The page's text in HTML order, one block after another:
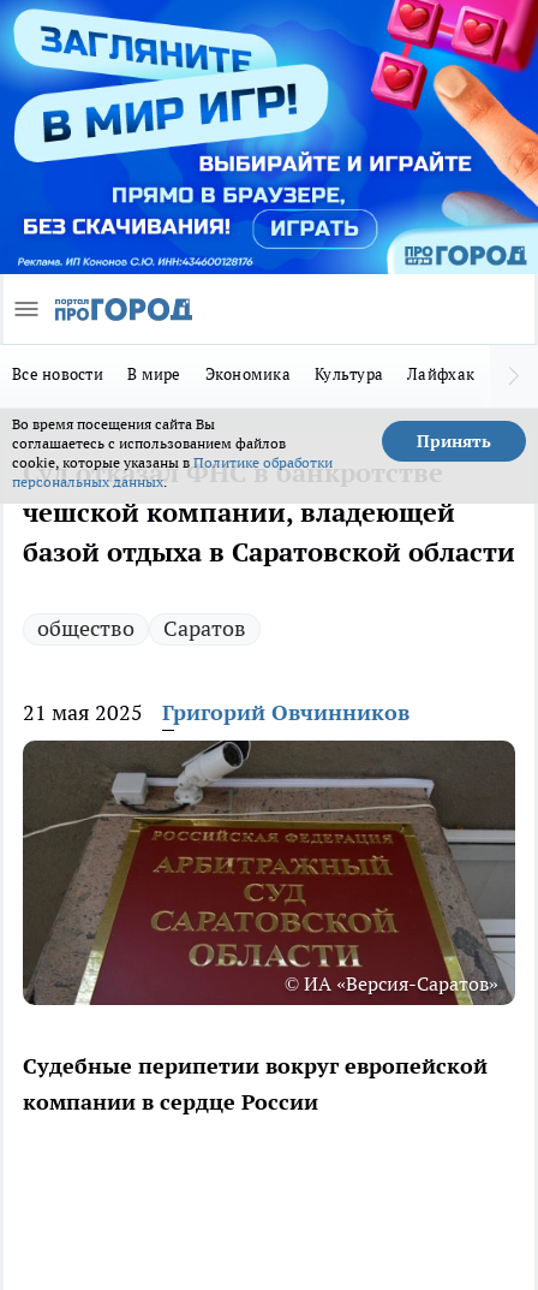
Все новости В мире Экономика Культура Лайфхак
Во время посещения сайта Вы
соглашаетесь с использованием файлов
cookie, которые указаны в Политике обработки
персональных данных.
Принять
Суд отказал ФНС в банкротстве
чешской компании, владеющей
базой отдыха в Саратовской области
общество Саратов
21 мая 2025 Григорий Овчинников
© ИА «Версия-Саратов»
Судебные перипетии вокруг европейской
компании в сердце России